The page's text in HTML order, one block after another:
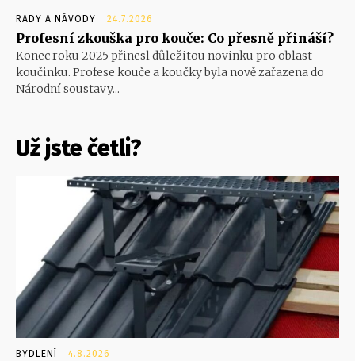
RADY A NÁVODY 24.7.2026
Profesní zkouška pro kouče: Co přesně přináší?
Konec roku 2025 přinesl důležitou novinku pro oblast
koučinku. Profese kouče a koučky byla nově zařazena do
Národní soustavy...
Už jste četli?
BYDLENÍ 4.8.2026